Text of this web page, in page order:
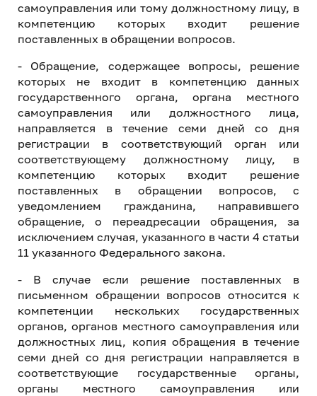
самоуправления или тому должностному лицу, в
компетенцию которых входит решение
поставленных в обращении вопросов.
- Обращение, содержащее вопросы, решение
которых не входит в компетенцию данных
государственного органа, органа местного
самоуправления или должностного лица,
направляется в течение семи дней со дня
регистрации в соответствующий орган или
соответствующему должностному лицу, в
компетенцию которых входит решение
поставленных в обращении вопросов, с
уведомлением гражданина, направившего
обращение, о переадресации обращения, за
исключением случая, указанного в части 4 статьи
11 указанного Федерального закона.
- В случае если решение поставленных в
письменном обращении вопросов относится к
компетенции нескольких государственных
органов, органов местного самоуправления или
должностных лиц, копия обращения в течение
семи дней со дня регистрации направляется в
соответствующие государственные органы,
органы местного самоуправления или